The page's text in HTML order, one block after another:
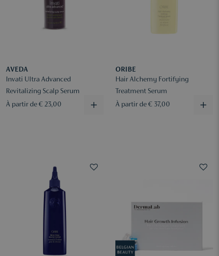
AVEDA
Invati Ultra Advanced
Revitalizing Scalp Serum
À partir de € 23,00
ORIBE
Hair Alchemy Fortifying
Treatment Serum
À partir de € 37,00